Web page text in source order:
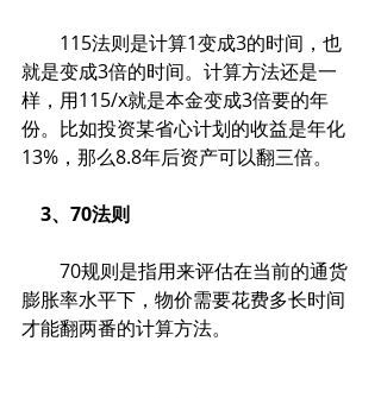
115法则是计算1变成3的时间，也
就是变成3倍的时间。计算方法还是一
样，用115/x就是本金变成3倍要的年
份。比如投资某省心计划的收益是年化
13%，那么8.8年后资产可以翻三倍。
3、70法则
70规则是指用来评估在当前的通货
膨胀率水平下，物价需要花费多长时间
才能翻两番的计算方法。